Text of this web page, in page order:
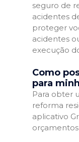
seguro de
acidentes
proteger
acidentes
execução
Como
para
Para obter
reforma
aplicativo
orçamentos